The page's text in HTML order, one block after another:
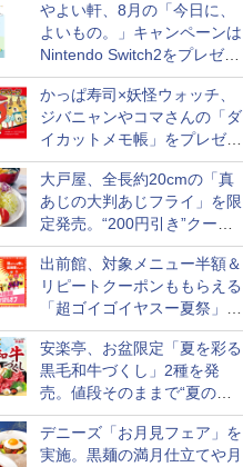
やよい軒、8月の「今日に、
よいもの。」キャンペーンは
Nintendo Switch2をプレゼン
ト
かっぱ寿司×妖怪ウォッチ、
ジバニャンやコマさんの「ダ
イカットメモ帳」をプレゼン
ト
大戸屋、全長約20cmの「真
あじの大判あじフライ」を限
定発売。“200円引き”クーポ
ンも配信
出前館、対象メニュー半額＆
リピートクーポンももらえる
「超ゴイゴイヤスー夏祭」を
実施
安楽亭、お盆限定「夏を彩る
黒毛和牛づくし」2種を発
売。値段そのままで“夏の巻
き野菜”付き
デニーズ「お月見フェア」を
実施。黒麺の満月仕立てや月